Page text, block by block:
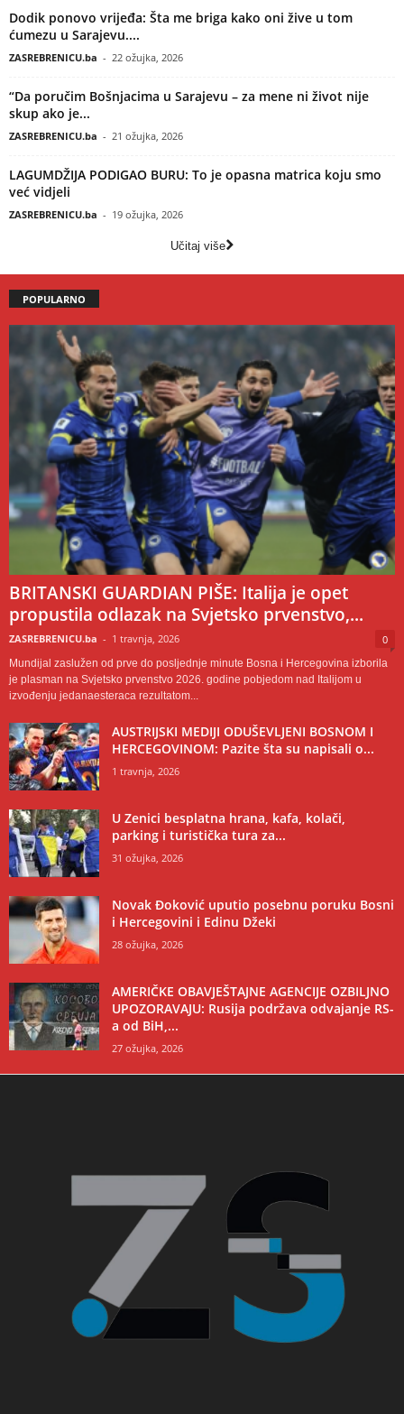
Dodik ponovo vrijeđa: Šta me briga kako oni žive u tom
ćumezu u Sarajevu....
ZASREBRENICU.ba - 22 ožujka, 2026
“Da poručim Bošnjacima u Sarajevu – za mene ni život nije
skup ako je...
ZASREBRENICU.ba - 21 ožujka, 2026
LAGUMDŽIJA PODIGAO BURU: To je opasna matrica koju smo
već vidjeli
ZASREBRENICU.ba - 19 ožujka, 2026
Učitaj više
POPULARNO
BRITANSKI GUARDIAN PIŠE: Italija je opet
propustila odlazak na Svjetsko prvenstvo,...
ZASREBRENICU.ba - 1 travnja, 2026 0
Mundijal zaslužen od prve do posljednje minute Bosna i Hercegovina izborila
je plasman na Svjetsko prvenstvo 2026. godine pobjedom nad Italijom u
izvođenju jedanaesteraca rezultatom...
AUSTRIJSKI MEDIJI ODUŠEVLJENI BOSNOM I
HERCEGOVINOM: Pazite šta su napisali o...
1 travnja, 2026
U Zenici besplatna hrana, kafa, kolači,
parking i turistička tura za...
31 ožujka, 2026
Novak Đoković uputio posebnu poruku Bosni
i Hercegovini i Edinu Džeki
28 ožujka, 2026
AMERIČKE OBAVJEŠTAJNE AGENCIJE OZBILJNO
UPOZORAVAJU: Rusija podržava odvajanje RS-
a od BiH,...
27 ožujka, 2026